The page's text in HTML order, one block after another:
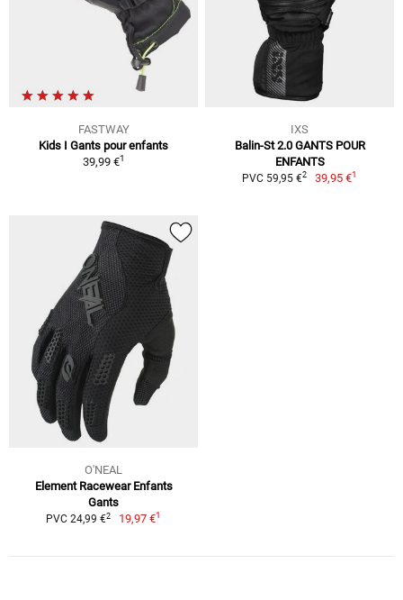
FASTWAY
Kids I Gants pour enfants
39,99 €1
IXS
Balin-St 2.0 GANTS POUR
ENFANTS
PVC 59,95 €2 39,95 €1
O'NEAL
Element Racewear Enfants
Gants
PVC 24,99 €2 19,97 €1